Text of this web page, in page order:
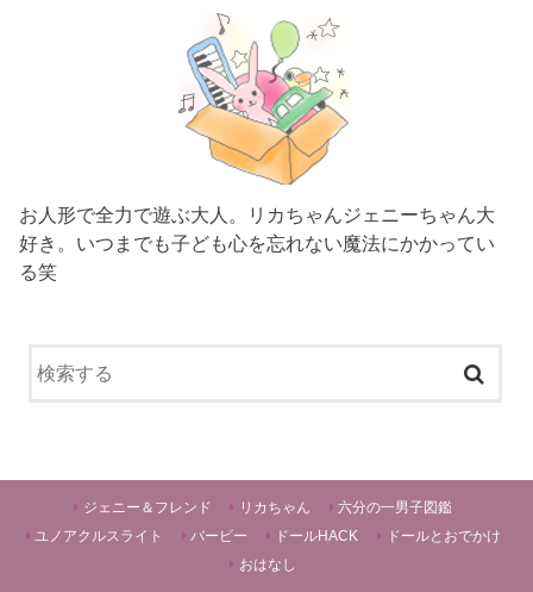
お人形で全力で遊ぶ大人。リカちゃんジェニーちゃん大
好き。いつまでも子ども心を忘れない魔法にかかってい
る笑
ジェニー＆フレンド リカちゃん
六分の一男子図鑑
ユノアクルスライト
バービー ドールHACK
ドールとおでかけ
おはなし